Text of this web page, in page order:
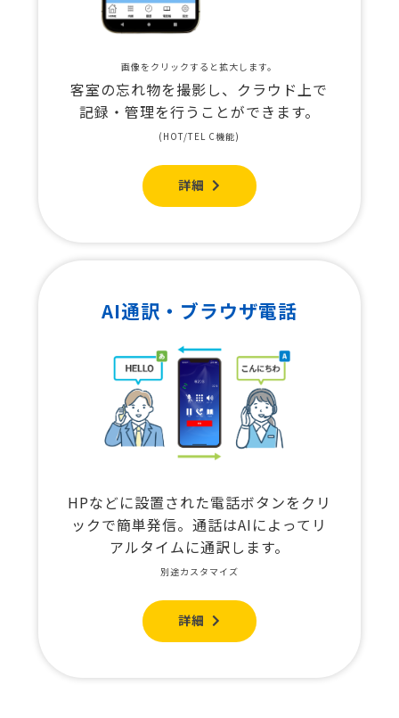
画像をクリックすると拡大します。
客室の忘れ物を撮影し、クラウド上で
記録・管理を行うことができます。
(HOT/TEL C機能)
詳細
AI通訳・ブラウザ電話
HPなどに設置された電話ボタンをクリ
ックで簡単発信。通話はAIによってリ
アルタイムに通訳します。
別途カスタマイズ
詳細